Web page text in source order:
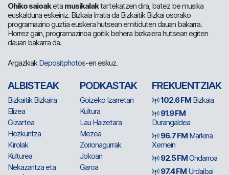
Ohiko saioaketa musikalaktartekatzen dira, batez be musika
euskalduna eskeiniz. Bizkaia Irratia da Bizkaitik Bizkai osorako
programazino guztia euskera hutsean emitiduten dauan bakarra.
Horrez gain, programazinoa goitik behera bizkaiera hutsean egiten
dauan bakarra da.
ArgazkiakDepositphotos-en eskuz.
ALBISTEAK
Bizkaitik Bizkaira
Elizea
Gizartea
Hezkuntza
Kirolak
Kulturea
Nekazaritza eta
PODKASTAK
Goizeko Izarretan
Kultura
Lau Haizetara
Mezea
Zorionagurrak
Jokoan
Garoa
FREKUENTZIAK
102.6 FM Bizkaia
91.9 FM
Durangaldea
96.7 FM Markina
Xemein
92.5 FMOndarroa
97.4 FM Urdaibai